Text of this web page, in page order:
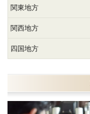
関東地方
関西地方
四国地方